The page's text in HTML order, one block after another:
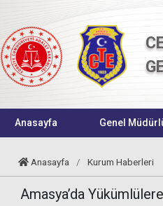
Anasayfa Genel
Anasayfa / Kurum Haberleri
Amasya’da